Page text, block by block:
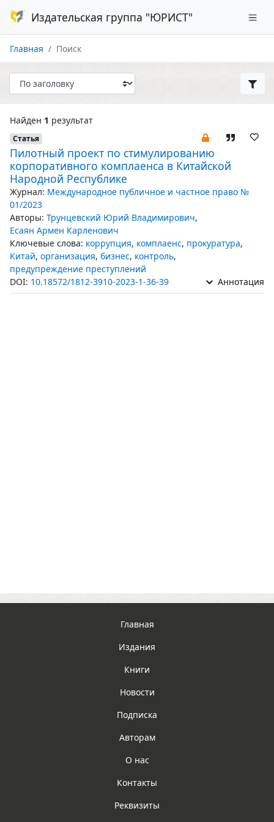
Издательская группа "ЮРИСТ"
Главная Поиск
Найден 1 результат
Статья
Пилотный проект по стимулированию
корпоративного комплаенса в Китайской
Народной Республике
Журнал: Международное публичное и частное право №
01/2023
Авторы: Трунцевский Юрий Владимирович,
Есаян Армен Карленович
Ключевые слова: коррупция, комплаенс, прокуратура,
Китай, организация, бизнес, контроль,
предупреждение преступлений
DOI: 10.18572/1812-3910-2023-1-36-39 Аннотация
Главная
Издания
Книги
Новости
Подписка
Авторам
О нас
Контакты
Реквизиты